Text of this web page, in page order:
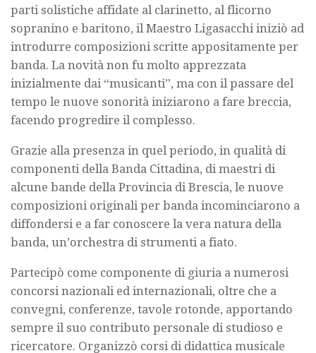
parti solistiche affidate al clarinetto, al flicorno
sopranino e baritono, il Maestro Ligasacchi iniziò ad
introdurre composizioni scritte appositamente per
banda. La novità non fu molto apprezzata
inizialmente dai “musicanti”, ma con il passare del
tempo le nuove sonorità iniziarono a fare breccia,
facendo progredire il complesso.
Grazie alla presenza in quel periodo, in qualità di
componenti della Banda Cittadina, di maestri di
alcune bande della Provincia di Brescia, le nuove
composizioni originali per banda incominciarono a
diffondersi e a far conoscere la vera natura della
banda, un’orchestra di strumenti a fiato.
Partecipò come componente di giuria a numerosi
concorsi nazionali ed internazionali, oltre che a
convegni, conferenze, tavole rotonde, apportando
sempre il suo contributo personale di studioso e
ricercatore. Organizzò corsi di didattica musicale